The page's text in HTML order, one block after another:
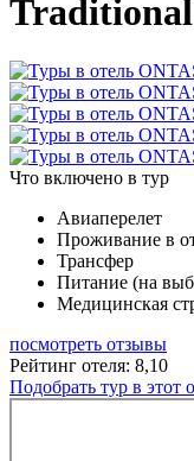
Что включено в тур
Авиаперелет
Проживание в
Трансфер
Питание (на
Медицинская
посмотреть отзывы
Рейтинг отеля: 8,10
Подобрать тур в этот